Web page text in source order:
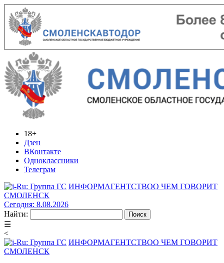
18+
Дзен
ВКонтакте
Одноклассники
Телеграм
ИНФОРМАГЕНТСТВОО ЧЕМ ГОВОРИТ
СМОЛЕНСК
Сегодня: 8.08.2026
Найти:
☰
<
ИНФОРМАГЕНТСТВОО ЧЕМ ГОВОРИТ
СМОЛЕНСК